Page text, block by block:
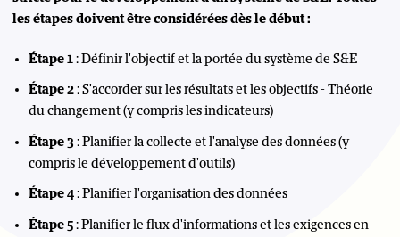
les étapes doivent être considérées dès le début :
Étape 1: Définir l'objectif et la portée du système de S&E
Étape 2: S'accorder sur les résultats et les objectifs - Théorie
du changement (y compris les indicateurs)
Étape 3 : Planifier la collecte et l'analyse des données (y
compris le développement d'outils)
Étape 4: Planifier l'organisation des données
Étape 5: Planifier le flux d'informations et les exigences en